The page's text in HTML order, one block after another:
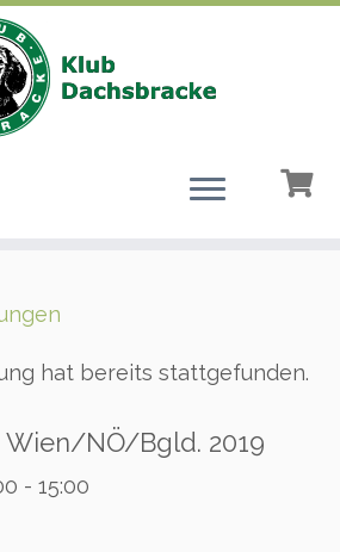
hat bereits stattgefunden.
Wien/NÖ/Bgld. 2019
- 15:00